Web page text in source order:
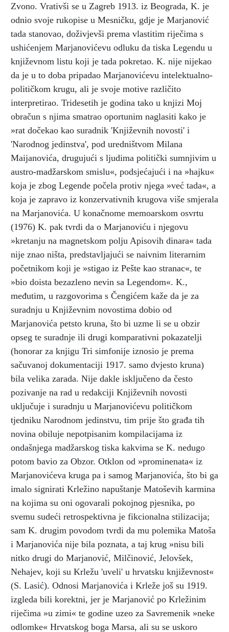
Zvono. Vrativši se u Zagreb 1913. iz Beograda, K. je
odnio svoje rukopise u Mesničku, gdje je Marjanović
tada stanovao, doživjevši prema vlastitim riječima s
ushićenjem Marjanovićevu odluku da tiska Legendu u
književnom listu koji je tada pokretao. K. nije nijekao
da je u to doba pripadao Marjanovićevu intelektualno-
političkom krugu, ali je svoje motive različito
interpretirao. Tridesetih je godina tako u knjizi Moj
obračun s njima smatrao oportunim naglasiti kako je
»rat dočekao kao suradnik 'Književnih novosti' i
'Narodnog jedinstva', pod uredništvom Milana
Maijanovića, drugujući s ljudima politički sumnjivim u
austro-madžarskom smislu«, podsjećajući i na »hajku«
koja je zbog Legende počela protiv njega »već tada«, a
koja je zapravo iz konzervativnih krugova više smjerala
na Marjanovića. U konačnome memoarskom osvrtu
(1976) K. pak tvrdi da o Marjanoviću i njegovu
»kretanju na magnetskom polju Apisovih dinara« tada
nije znao ništa, predstavljajući se naivnim literarnim
početnikom koji je »stigao iz Pešte kao stranac«, te
»bio doista bezazleno nevin sa Legendom«. K.,
međutim, u razgovorima s Čengićem kaže da je za
suradnju u Književnim novostima dobio od
Marjanovića petsto kruna, što bi uzme li se u obzir
opseg te suradnje ili drugi komparativni pokazatelji
(honorar za knjigu Tri simfonije iznosio je prema
sačuvanoj dokumentaciji 1917. samo dvjesto kruna)
bila velika zarada. Nije dakle isključeno da često
pozivanje na rad u redakciji Književnih novosti
uključuje i suradnju u Marjanovićevu političkom
tjedniku Narodnom jedinstvu, tim prije što građa tih
novina obiluje nepotpisanim kompilacijama iz
ondašnjega madžarskog tiska kakvima se K. nedugo
potom bavio za Obzor. Otklon od »prominenata« iz
Marjanovićeva kruga pa i samog Marjanovića, što bi ga
imalo signirati Krležino napuštanje Matoševih karmina
na kojima su oni ogovarali pokojnog pjesnika, po
svemu sudeći retrospektivna je fikcionalna stilizacija;
sam K. drugim povodom tvrdi da mu polemika Matoša
i Marjanovića nije bila poznata, a taj krug »nisu bili
nitko drugi do Marjanović, Milčinović, Jelovšek,
Nehajev, koji su Krležu 'uveli' u hrvatsku književnost«
(S. Lasić). Odnosi Marjanovića i Krleže još su 1919.
izgleda bili korektni, jer je Marjanović po Krležinim
riječima »u zimi« te godine uzeo za Savremenik »neke
odlomke« Hrvatskog boga Marsa, ali su se uskoro